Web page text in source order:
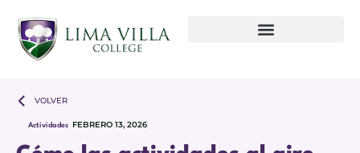
VOLVER
Actividades FEBRERO 13, 2026